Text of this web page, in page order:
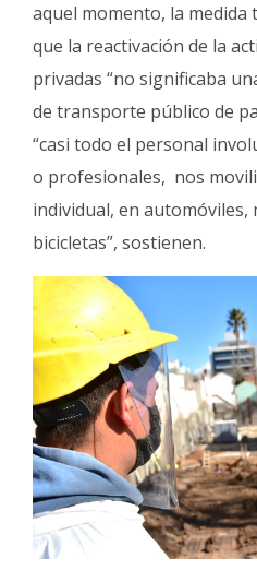
aquel momento, la medida
que la reactivación de la
privadas “no significaba
de transporte público de
“casi todo el personal
o profesionales, nos
individual, en automóviles,
bicicletas”, sostienen.